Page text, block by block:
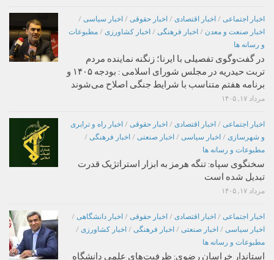
اخبار اجتماعی / اخبار اقتصادی / اخبار حقوقی / اخبار سیاسی /
اخبار صنعت و معدن / اخبار فرهنگی / اخبار کشاورزی / مطبوعات
و رسانه ها
در گفت‌وگوی تفصیلی با ایرنا؛ زنگنه نماینده مردم
تربت حیدریه در مجلس شورای اسلامی : بودجه ۱۴۰۵ و
برنامه هفتم متناسب با شرایط جنگی اصلاح می‌شوند
مرداد ۱۷, ۱۴۰۵
اخبار اجتماعی / اخبار اقتصادی / اخبار حقوقی / اخبار راه و ترابری
و شهرسازی / اخبار سیاسی / اخبار صنعتی / اخبار فرهنگی /
مطبوعات و رسانه ها
سخنگوی سپاه: تنگه هرمز به ابزار استراتژیک قدرت
تبدیل شده است
مرداد ۱۷, ۱۴۰۵
اخبار اجتماعی / اخبار اقتصادی / اخبار حقوقی / اخبار دانشگاهی /
اخبار سیاسی / اخبار صنعتی / اخبار فرهنگی / اخبار کشاورزی /
مطبوعات و رسانه ها
استاندار خراسان رضوی: ظرفیت‌های علمی دانشگاه